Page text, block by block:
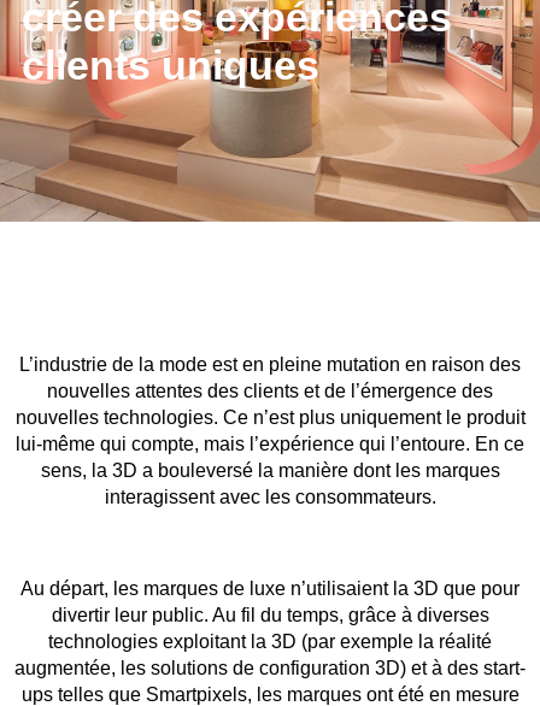
créer des expériences
clients uniques
L’industrie de la mode est en pleine mutation en raison des
nouvelles attentes des clients et de l’émergence des
nouvelles technologies. Ce n’est plus uniquement le produit
lui-même qui compte, mais l’expérience qui l’entoure. En ce
sens, la 3D a bouleversé la manière dont les marques
interagissent avec les consommateurs.
Au départ, les marques de luxe n’utilisaient la 3D que pour
divertir leur public. Au fil du temps, grâce à diverses
technologies exploitant la 3D (par exemple la réalité
augmentée, les solutions de configuration 3D) et à des start-
ups telles que Smartpixels, les marques ont été en mesure